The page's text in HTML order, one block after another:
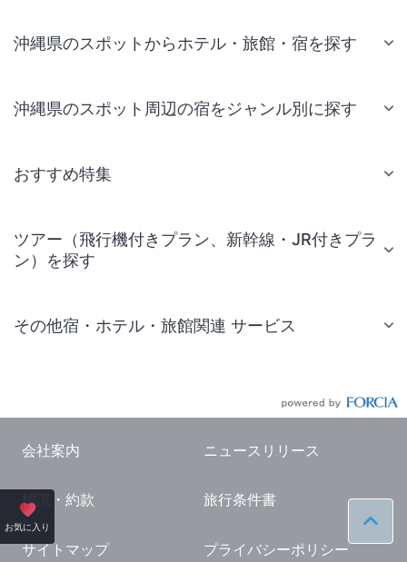
お気に入り ペー
沖縄県のスポットからホテル・旅館・宿を探す
沖縄県のスポット周辺の宿をジャンル別に探す
おすすめ特集
ツアー（飛行機付きプラン、新幹線・JR付きプラ
ン）を探す
その他宿・ホテル・旅館関連 サービス
国内観光ガイド
旅行・観光情報
会社案内 ニュースリリース
標識・約款 旅行条件書
サイトマップ プライバシーポリシー